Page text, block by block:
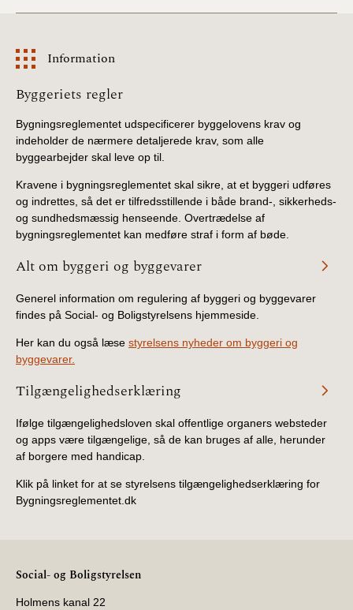
Information
Information
Byggeriets regler
Bygningsreglementet udspecificerer byggelovens krav og
indeholder de nærmere detaljerede krav, som alle
byggearbejder skal leve op til.
Kravene i bygningsreglementet skal sikre, at et byggeri udføres
og indrettes, så det er tilfredsstillende i både brand-, sikkerheds-
og sundhedsmæssig henseende. Overtrædelse af
bygningsreglementet kan medføre straf i form af bøde.
Alt om byggeri og byggevarer
Generel information om regulering af byggeri og byggevarer
findes på Social- og Boligstyrelsens hjemmeside.
Her kan du også læse styrelsens nyheder om byggeri og
byggevarer.
Tilgængelighedserklæring
Ifølge tilgængelighedsloven skal offentlige organers websteder
og apps være tilgængelige, så de kan bruges af alle, herunder
af borgere med handicap.
Klik på linket for at se styrelsens tilgængelighedserklæring for
Bygningsreglementet.dk
Social- og Boligstyrelsen
Holmens kanal 22